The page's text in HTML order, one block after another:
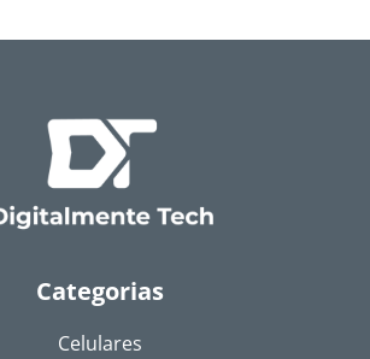
Categorias
Celulares